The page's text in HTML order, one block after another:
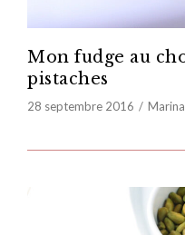
Mon fudge au
pistaches
28 septembre 2016 Marina